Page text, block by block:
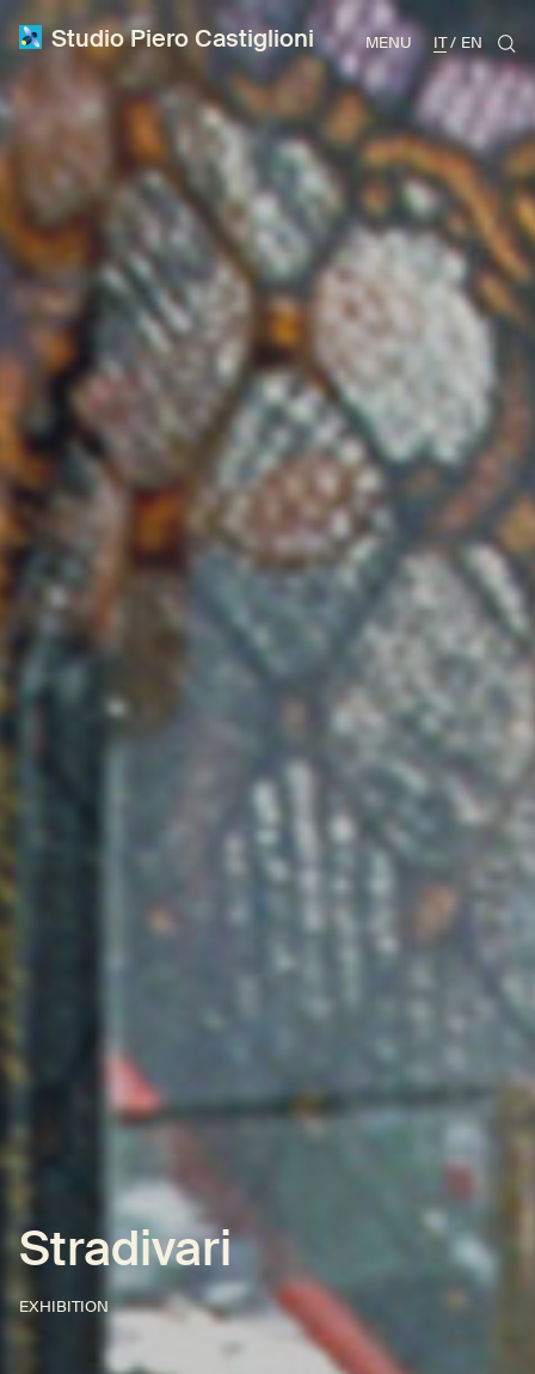
Studio Piero Castiglioni MENU IT EN
Stradivari
EXHIBITION